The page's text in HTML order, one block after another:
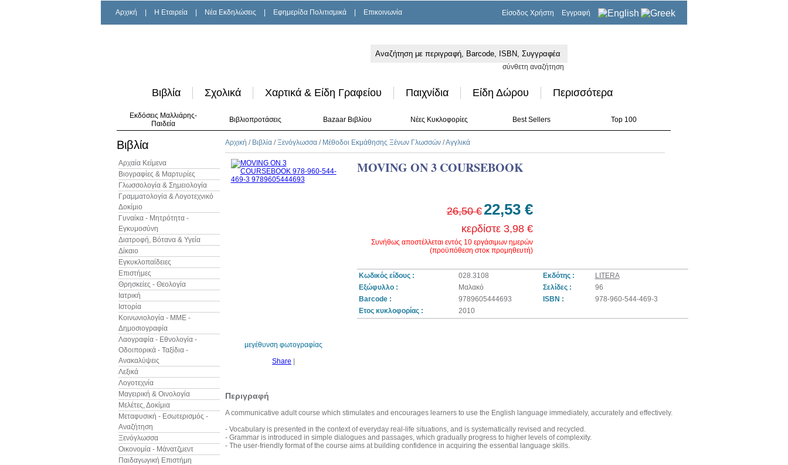
Αρχική H Εταιρεία Νέα Εκδηλώσεις Εφημερίδα Πολιτισμικά Επικοινωνία Είσοδος Χρήστη Εγγραφή
σύνθετη αναζήτηση
Βιβλία Σχολικά Χαρτικά & Είδη Γραφείου Παιχνίδια Είδη Δώρου Περισσότερα
Εκδόσεις Μαλλιάρης-
Παιδεία
Βιβλιοπροτάσεις Bazaar Βιβλίου Νέες Κυκλοφορίες Best Sellers Top 100
Βιβλία
Αρχαία Κείμενα
Βιογραφίες & Μαρτυρίες
Γλωσσολογία & Σημειολογία
Γραμματολογία & Λογοτεχνικό
Δοκίμιο
Γυναίκα - Μητρότητα -
Εγκυμοσύνη
Διατροφή, Βότανα & Υγεία
Δίκαιο
Εγκυκλοπαίδειες
Επιστήμες
Θρησκείες - Θεολογία
Ιατρική
Ιστορία
Κοινωνιολογία - ΜΜΕ -
Δημοσιογραφία
Λαογραφία - Εθνολογία -
Οδοιπορικά - Ταξίδια -
Ανακαλύψεις
Λεξικά
Λογοτεχνία
Μαγειρική & Οινολογία
Μελέτες, Δοκίμια
Μεταφυσική - Εσωτερισμός -
Αναζήτηση
Ξενόγλωσσα
Οικονομία - Μάνατζμεντ
Παιδαγωγική Επιστήμη
Αρχική / Βιβλία /Ξενόγλωσσα / Μέθοδοι Εκμάθησης Ξένων Γλωσσών /Αγγλικά
μεγέθυνση φωτογραφίας
Share
MOVING ON 3 COURSEBOOK
26,50 € 22,53 €
κερδίστε 3,98 €
Συνήθως αποστέλλεται εντός 10 εργάσιμων ημερών
(προϋπόθεση στοκ προμηθευτή)
Κωδικός είδους : 028.3108 Εκδότης :
LITERA
Εξώφυλλο :
Μαλακό Σελίδες :
96
Barcode :
9789605444693 ISBN :
978-960-544-469-3
Ετος κυκλοφορίας :
2010
Περιγραφή
A communicative adult course which stimulates and encourages learners to use the English language immediately, accurately and effectively.
- Vocabulary is presented in the context of everyday real-life situations, and is systematically revised and recycled.
- Grammar is introduced in simple dialogues and passages, which gradually progress to higher levels of complexity.
- The user-friendly format of the course aims at building confidence in acquiring the essential language skills.